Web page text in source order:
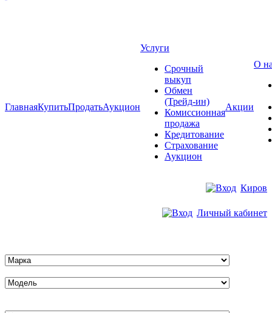
ГлавнаяКупитьПродатьАукцион
Услуги
Срочный
выкуп
Обмен
(Трейд-ин)
Комиссионная
продажа
Кредитование
Страхование
Аукцион
Акции
О
Киров
Личный кабинет